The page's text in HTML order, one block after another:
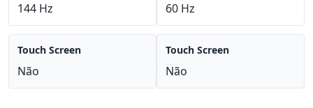
144 Hz
Touch Screen
Não
60 Hz
Touch Screen
Não